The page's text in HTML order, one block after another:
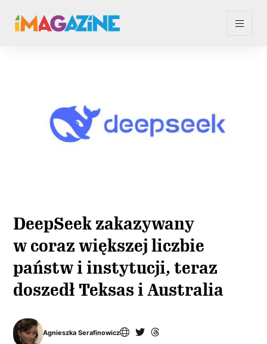
DeepSeek zakazywany
w coraz większej liczbie
państw i instytucji, teraz
doszedł Teksas i Australia
Agnieszka Serafinowicz